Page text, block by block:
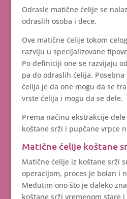
Odrasle matične ćelije se
odraslih osoba i dece.
Ove matične ćelije tokom
razviju u specijalizovane
Po definiciji one se razvijaju
pa do odraslih ćelija.
ćelija je da one mogu da se
vrste ćelija i mogu da se dele.
Prema načinu ekstrakcije
koštane srži i pupčane vrpce
Matične ćelije koštane
Matične ćelije iz koštane srži
operacijom, proces je bolan i
Međutim ono što je daleko
koštane srži vremenom stare